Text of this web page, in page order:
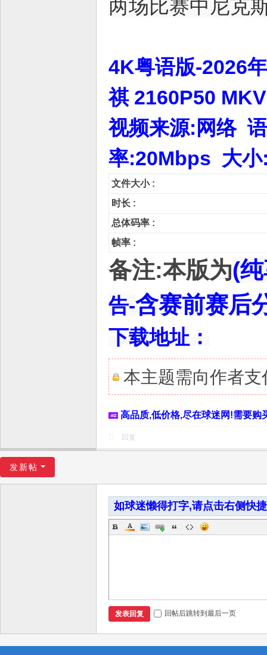
两场比赛中尼克
4K粤语版-2026
祺 2160P50
视频来源:网络
率:20Mbps 大小
文件大小 :
时长 :
总体码率 :
帧率 :
备注:本版为(
告-含赛前赛后
下载地址：
本主题需向作者
高品质,低价格,尽在球迷网!需要购
回复
发新帖
如球迷懒得打字,请点击右侧快
发表回复 回帖后跳转到最后一页